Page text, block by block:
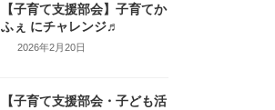
【子育て支援部会】子育てか
ふぇ にチャレンジ♬
2026年2月20日
【子育て支援部会・子ども活